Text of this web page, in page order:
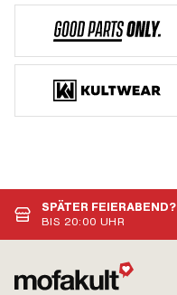
SPÄTER FEIERABEND?
BIS 20:00 UHR